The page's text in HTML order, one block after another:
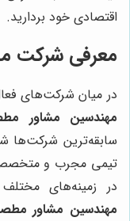
اقتصادی خود بردارید.
معرفی شرکت
در میان شرکت‌های
مهندسین مشاور
سابقه‌ترین شرکت‌ها
تیمی مجرب و
در زمینه‌های
مهندسین مشاور